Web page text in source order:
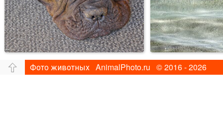
Фото животных AnimalPhoto.ru © 2016 - 2026